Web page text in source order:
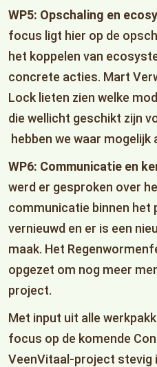
WP5: Opschaling en
focus ligt hier op de
het koppelen van
concrete acties. Mart
Lock lieten zien welke
die wellicht geschikt zijn
hebben we waar mogelijk
WP6: Communicatie en
werd er gesproken over
communicatie binnen het
vernieuwd en er is een
maak. Het
opgezet om nog meer
project.
Met input uit alle
focus op de komende
VeenVitaal-project stevig